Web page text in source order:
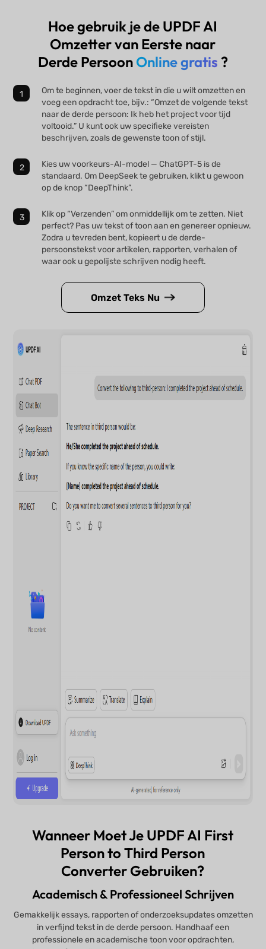
Hoe gebruik je de UPDF AI
Omzetter van Eerste naar
Derde PersoonOnline gratis ?
Om te beginnen, voer de tekst in die u wilt omzetten en
voeg een opdracht toe, bijv.: “Omzet de volgende tekst
naar de derde persoon: Ik heb het project voor tijd
voltooid.” U kunt ook uw specifieke vereisten
beschrijven, zoals de gewenste toon of stijl.
Kies uw voorkeurs-AI-model — ChatGPT-5 is de
standaard. Om DeepSeek te gebruiken, klikt u gewoon
op de knop “DeepThink”.
Klik op “Verzenden” om onmiddellijk om te zetten. Niet
perfect? Pas uw tekst of toon aan en genereer opnieuw.
Zodra u tevreden bent, kopieert u de derde-
persoonstekst voor artikelen, rapporten, verhalen of
waar ook u gepolijste schrijven nodig heeft.
Omzet Teks Nu
Wanneer Moet Je UPDF AI First
Person to Third Person
Converter Gebruiken?
Academisch & Professioneel Schrijven
Gemakkelijk essays, rapporten of onderzoeksupdates omzetten
in verfijnd tekst in de derde persoon. Handhaaf een
professionele en academische toon voor opdrachten,